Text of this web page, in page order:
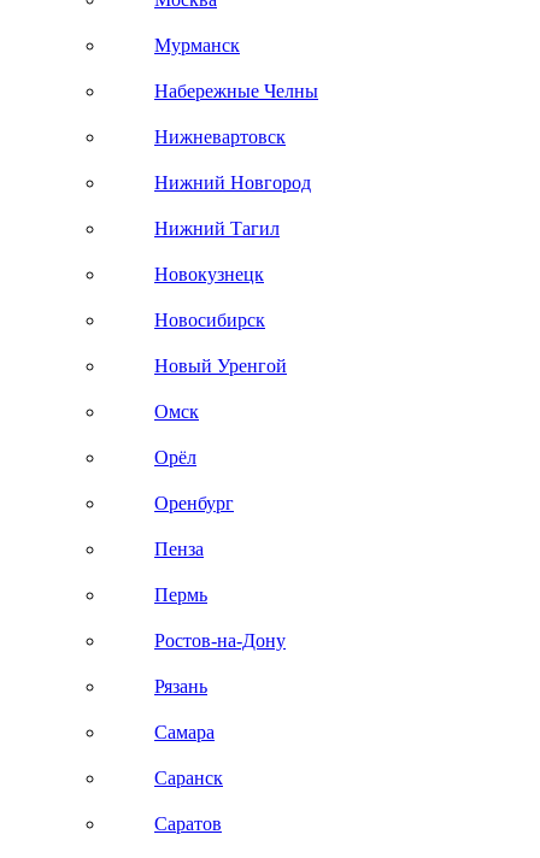
Мурманск
Набережные Челны
Нижневартовск
Нижний Новгород
Нижний Тагил
Новокузнецк
Новосибирск
Новый Уренгой
Омск
Орёл
Оренбург
Пенза
Пермь
Ростов-на-Дону
Рязань
Самара
Саранск
Саратов